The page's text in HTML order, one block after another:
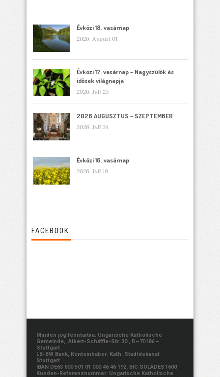
Évközi 18. vasárnap
2026. August 01
Évközi 17. vasárnap – Nagyszülők és
idősek világnapja
2026. Juli 25
2026 AUGUSZTUS – SZEPTEMBER
2026. Juli 24
Évközi 16. vasárnap
2026. Juli 19
FACEBOOK
Minden jog fenntartva. Ungarische Katholische
Gemeinde, Albert-Schäffle-Str. 30., D–70186 –
Stuttgart
LB-BW Bank, Kontoinhaber: Kath. Stadtdekanat
Stuttgart
IBAN DE63 600 501 01 000 46 46 192, BIC SOLADEST600
Kunden-Referenznummer: Ungarische Katholische